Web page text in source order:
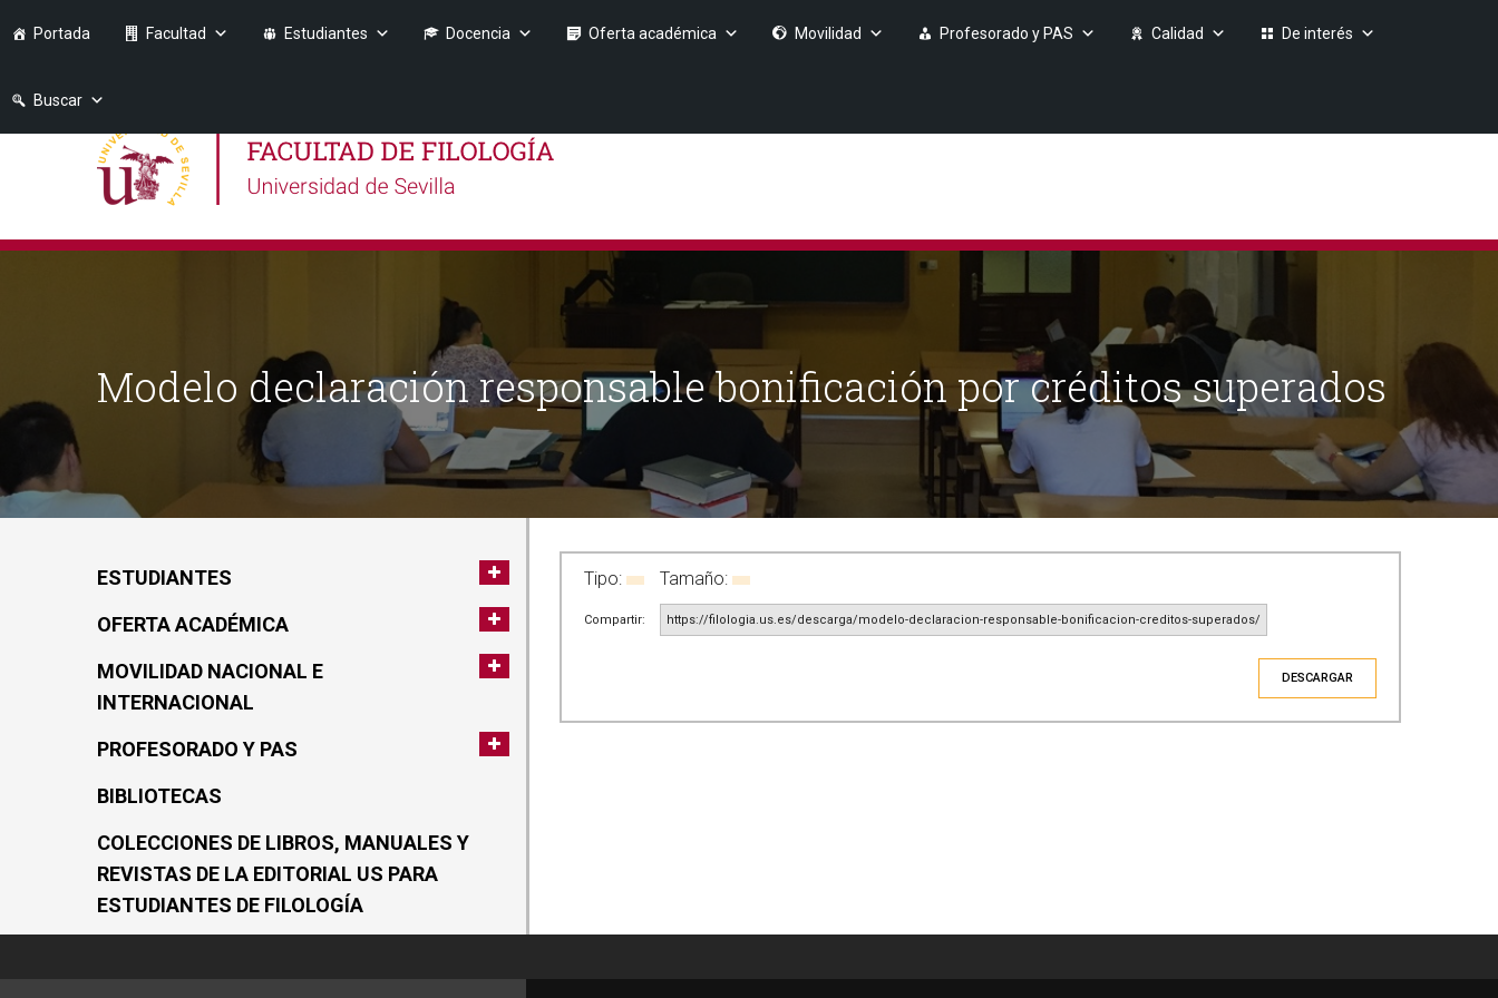
Portada Facultad Estudiantes Docencia Oferta académica Movilidad Profesorado y PAS Calidad De interés
Buscar
Modelo declaración responsable bonificación por créditos superados
ESTUDIANTES
OFERTA ACADÉMICA
MOVILIDAD NACIONAL E
INTERNACIONAL
PROFESORADO Y PAS
BIBLIOTECAS
COLECCIONES DE LIBROS, MANUALES Y
REVISTAS DE LA EDITORIAL US PARA
ESTUDIANTES DE FILOLOGÍA
Tipo: Tamaño:
Compartir: https://filologia.us.es/descarga/modelo-declaracion-responsable-bonificacion-creditos-superados/
DESCARGAR